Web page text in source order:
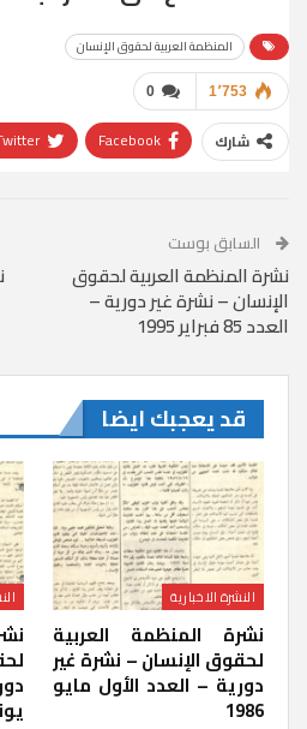
المنظمة العربية لحقوق الإنسان
0 1٬753
شارك Facebook
السابق بوست
نشرة المنظمة العربية لحقوق
الإنسان – نشرة غير دورية –
العدد 85 فبراير 1995
قد يعجبك ايضا
النشرة الاخبارية
نشرة المنظمة العربية
لحقوق الإنسان – نشرة غير
دورية – العدد الأول مايو
1986